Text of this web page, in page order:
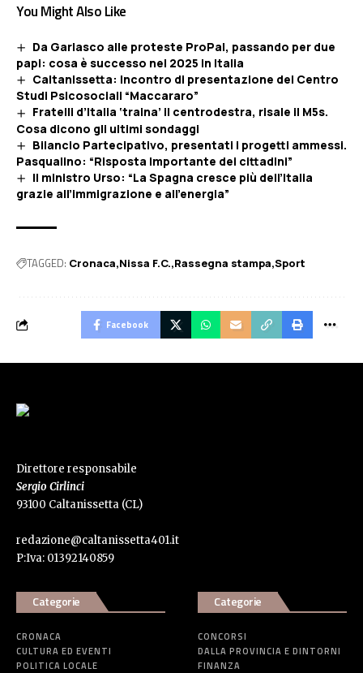
You Might Also Like
Da Garlasco alle proteste ProPal, passando per due
papi: cosa è successo nel 2025 in Italia
Caltanissetta: Incontro di presentazione del Centro
Studi Psicosociali “Maccararo”
Fratelli d’Italia ‘traina’ il centrodestra, risale il M5s.
Cosa dicono gli ultimi sondaggi
Bilancio Partecipativo, presentati i progetti ammessi.
Pasqualino: “Risposta importante dei cittadini”
Il ministro Urso: “La Spagna cresce più dell’Italia
grazie all’immigrazione e all’energia”
TAGGED: Cronaca Nissa F.C. Rassegna stampa Sport
Facebook
Direttore responsabile
Sergio Cirlinci
93100 Caltanissetta (CL)
redazione@caltanissetta401.it
P:Iva: 01392140859
Categorie
CRONACA
CULTURA ED EVENTI
POLITICA LOCALE
Categorie
CONCORSI
DALLA PROVINCIA E DINTORNI
FINANZA